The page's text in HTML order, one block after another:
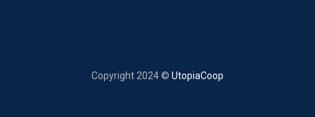
Copyright 2024 © UtopiaCoop